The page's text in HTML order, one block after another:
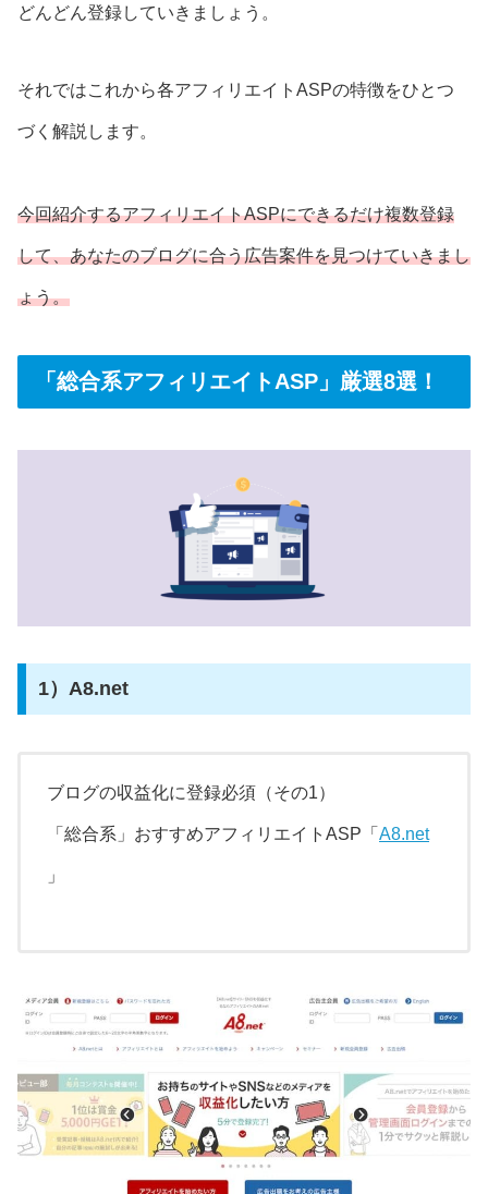
どんどん登録していきましょう。
それではこれから各アフィリエイトASPの特徴をひとつ
づく解説します。
今回紹介するアフィリエイトASPにできるだけ複数登録
して、あなたのブログに合う広告案件を見つけていきまし
ょう。
「総合系アフィリエイトASP」厳選8選！
1）A8.net
ブログの収益化に登録必須（その1）
「総合系」おすすめアフィリエイトASP「 A8.net
」